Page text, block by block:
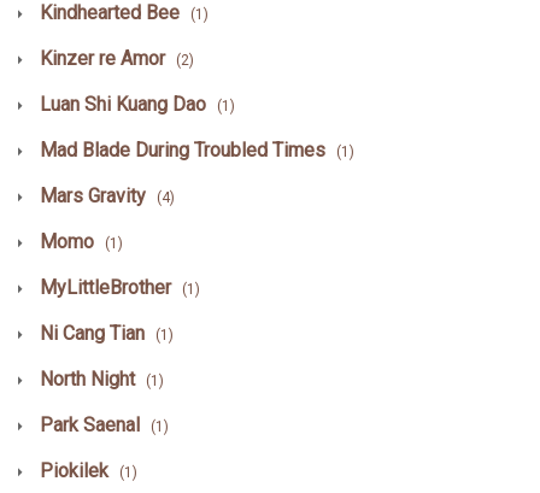
Kindhearted Bee (1)
Kinzer re Amor (2)
Luan Shi Kuang Dao (1)
Mad Blade During Troubled Times (1)
Mars Gravity (4)
Momo (1)
MyLittleBrother (1)
Ni Cang Tian (1)
North Night (1)
Park Saenal (1)
Piokilek (1)